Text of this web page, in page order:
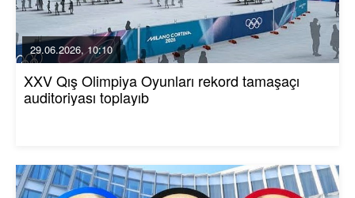
29.06.2026, 10:10
XXV Qış Olimpiya Oyunları rekord tamaşaçı
auditoriyası toplayıb